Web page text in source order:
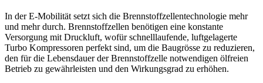
In der E-Mobilität setzt sich die Brennstoffzellentechnologie mehr
und mehr durch. Brennstoffzellen benötigen eine konstante
Versorgung mit Druckluft, wofür schnelllaufende, luftgelagerte
Turbo Kompressoren perfekt sind, um die Baugrösse zu reduzieren,
den für die Lebensdauer der Brennstoffzelle notwendigen ölfreien
Betrieb zu gewährleisten und den Wirkungsgrad zu erhöhen.